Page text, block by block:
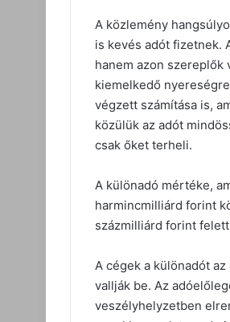
A közlemény
is kevés adót fizetnek.
hanem azon szereplők
kiemelkedő
végzett számítása is,
közülük az adót
csak őket terheli.
A különadó mértéke,
harmincmilliárd forint
százmilliárd forint
A cégek a különadót
vallják be. Az
veszélyhelyzetben